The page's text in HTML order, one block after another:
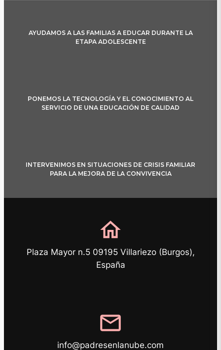
AYUDAMOS A LAS FAMILIAS A EDUCAR DURANTE LA
ETAPA ADOLESCENTE
PONEMOS LA TECNOLOGÍA Y EL CONOCIMIENTO AL
SERVICIO DE UNA EDUCACIÓN DE CALIDAD
INTERVENIMOS EN SITUACIONES DE CRISIS FAMILIAR
PARA LA MEJORA DE LA CONVIVENCIA
home
Plaza Mayor n.5 09195 Villariezo (Burgos),
España
mail
info@padresenlanube.com